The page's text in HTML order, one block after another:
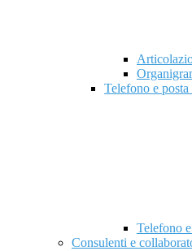
Telefono e posta
Telefono
Consulenti e